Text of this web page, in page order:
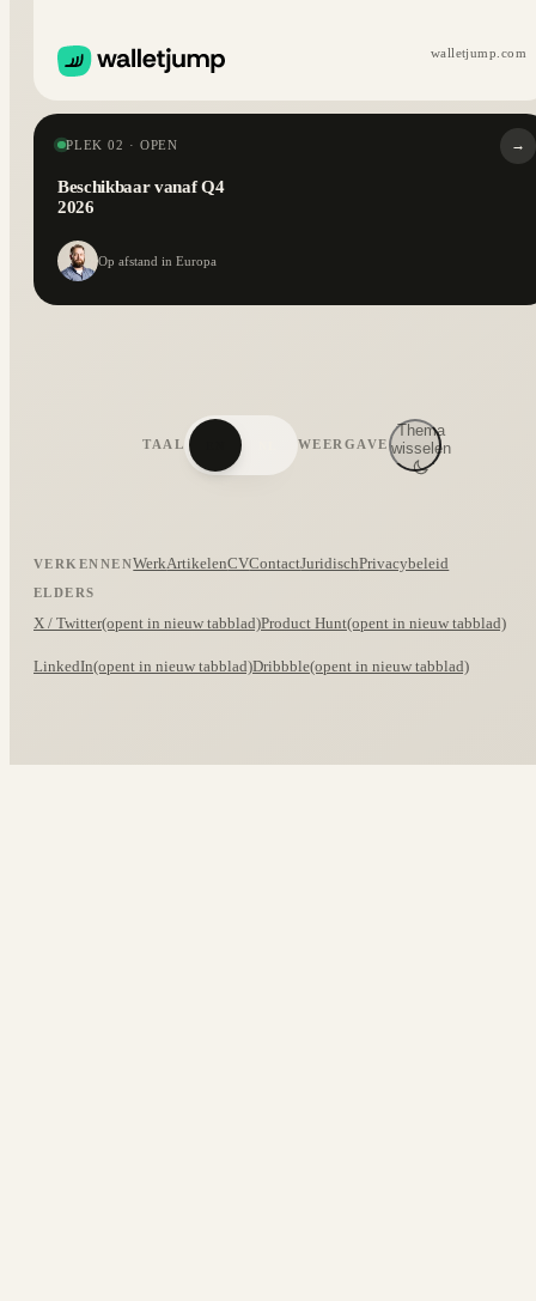
walletjump.com
PLEK 02 · OPEN
Beschikbaar vanaf Q4
2026
Op afstand in Europa
→
TAAL WEERGAVE
Thema
wisselen
VERKENNEN WerkArtikelenCVContactJuridischPrivacybeleid
ELDERS
X / Twitter(opent in nieuw tabblad)Product Hunt(opent in nieuw tabblad)
LinkedIn(opent in nieuw tabblad)Dribbble(opent in nieuw tabblad)